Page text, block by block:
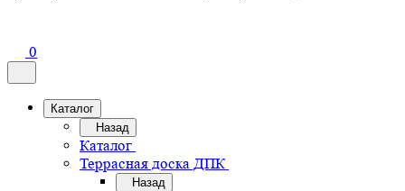
0
Каталог
Назад
Каталог
Террасная доска ДПК
Назад